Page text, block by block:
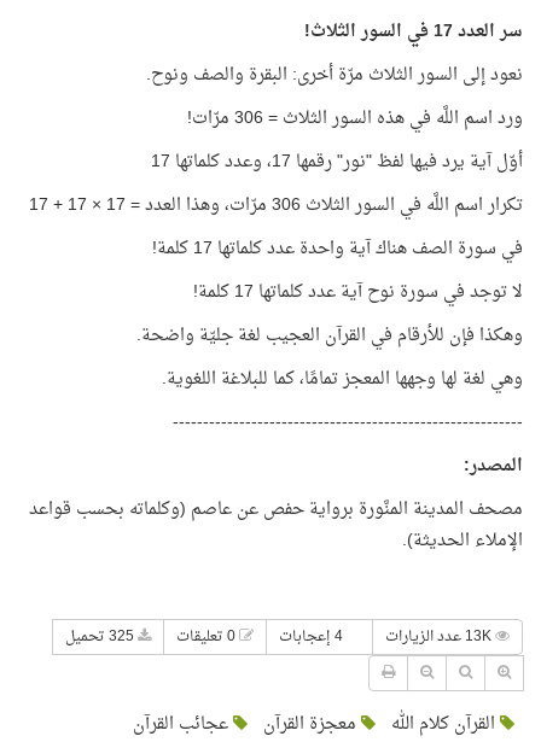
سر العدد 17 في السور الثلاث!
نعود إلى السور الثلاث مرّة أخرى: البقرة والصف ونوح.
ورد اسم اللَّه في هذه السور الثلاث = 306 مرّات!
أوّل آية يرد فيها لفظ "نور" رقمها 17، وعدد كلماتها 17
تكرار اسم اللَّه في السور الثلاث 306 مرّات، وهذا العدد = 17 × 17 + 17
في سورة الصف هناك آية واحدة عدد كلماتها 17 كلمة!
لا توجد في سورة نوح آية عدد كلماتها 17 كلمة!
وهكذا فإن للأرقام في القرآن العجيب لغة جليّة واضحة.
وهي لغة لها وجهها المعجز تمامًا، كما للبلاغة اللغوية.
----------------------------------------------------------
المصدر:
مصحف المدينة المنَّورة برواية حفص عن عاصم (وكلماته بحسب قواعد
الإملاء الحديثة).
4 إعجابات
القرآن كلام الله معجزة القرآن
عجائب القرآن